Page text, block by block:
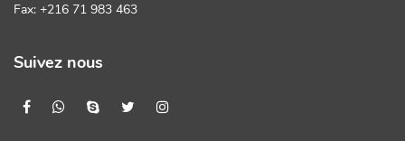
Fax: +216 71 983 463
Suivez nous